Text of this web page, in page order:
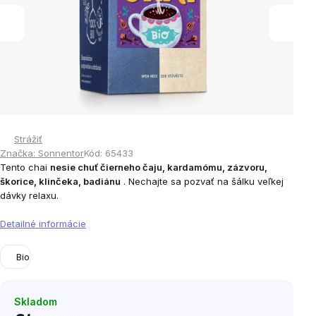
Strážiť
Značka: SonnentorKód: 65433
Tento chai nesie chuť čierneho čaju, kardamómu, zázvoru,
škorice, klinčeka, badiánu . Nechajte sa pozvať na šálku veľkej
dávky relaxu.
Detailné informácie
Bio
Skladom